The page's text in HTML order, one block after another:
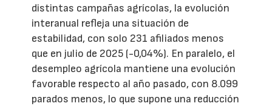
distintas campañas agrícolas, la evolución
interanual refleja una situación de
estabilidad, con solo 231 afiliados menos
que en julio de 2025 (-0,04%). En paralelo, el
desempleo agrícola mantiene una evolución
favorable respecto al año pasado, con 8.099
parados menos, lo que supone una reducción